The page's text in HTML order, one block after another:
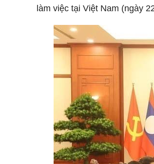
làm việc tại Việt Nam (ngày